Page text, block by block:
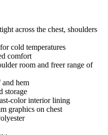
across the chest, shoulders
cold temperatures
comfort
room and freer range of
hem
storage
color interior lining
graphics on chest